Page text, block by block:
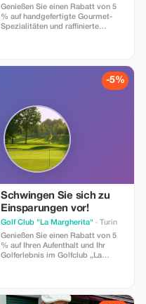
Genießen Sie einen Rabatt von 5
% auf handgefertigte Gourmet-
Spezialitäten und raffinierte
-5%
Schwingen Sie sich zu
Einsparungen vor!
Golf Club "La Margherita" · Turin
Genießen Sie einen Rabatt von 5
% auf Ihren Aufenthalt und Ihr
Golferlebnis im Golfclub „La